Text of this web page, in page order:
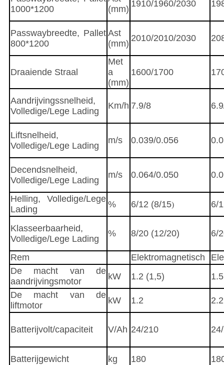
1000*1200
(mm)
1910/1960/2030
Passwaybreedte, Pallet
800*1200
Ast
(mm)
2010/2010/2030
Draaiende Straal
Met
a
(mm)
1600/1700
Aandrijvingssnelheid,
Volledige/Lege Lading
Km/h 7.9/8
Liftsnelheid,
Volledige/Lege Lading
m/s 0.039/0.056
Decendsnelheid,
Volledige/Lege Lading
m/s 0.064/0.050
Helling, Volledige/Lege
Lading
% 6/12 (8/15) 6/
Klasseerbaarheid,
Volledige/Lege Lading
% 8/20 (12/20) 6/
Rem Elektromagnetisch
De macht van de
aandrijvingsmotor
kW 1.2 (1,5)
De macht van de
liftmotor
kW 1.2 2.2
Batterijvolt/capaciteit V/Ah 24/210
Batterijgewicht kg 180